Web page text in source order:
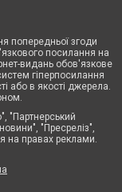
попередньої згоди
посилання на
видань обов'язкове
гіперпосилання
або в якості джерела.
"Партнерський
"Пресреліз",
на правах реклами.